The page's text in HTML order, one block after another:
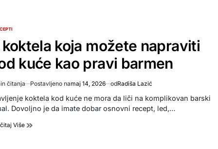
koktela koja možete napraviti
kuće kao pravi barmen
čitanja Postavljeno namaj 14, 2026 odRadiša Lazić
koktela kod kuće ne mora da liči na komplikovan barski
Dovoljno je da imate dobar osnovni recept, led,…
Više